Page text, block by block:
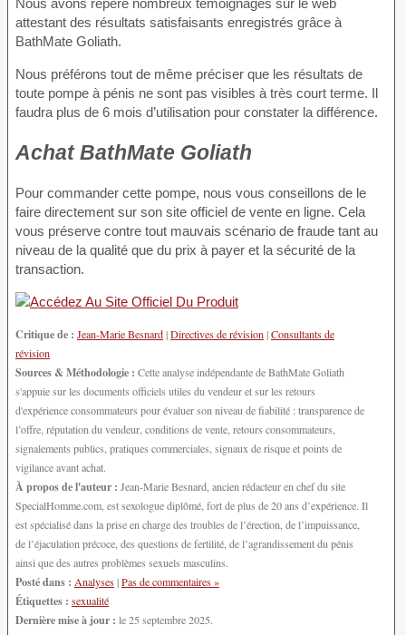
attestant des résultats satisfaisants enregistrés grâce à
BathMate Goliath.
Nous préférons tout de même préciser que les résultats de
toute pompe à pénis ne sont pas visibles à très court terme. Il
faudra plus de 6 mois d’utilisation pour constater la différence.
Achat BathMate Goliath
Pour commander cette pompe, nous vous conseillons de le
faire directement sur son site officiel de vente en ligne. Cela
vous préserve contre tout mauvais scénario de fraude tant au
niveau de la qualité que du prix à payer et la sécurité de la
transaction.
Critique de : Jean-Marie Besnard|Directives de révision|Consultants de
révision
Sources & Méthodologie : Cette analyse indépendante de BathMate Goliath
s'appuie sur les documents officiels utiles du vendeur et sur les retours
d'expérience consommateurs pour évaluer son niveau de fiabilité : transparence de
l’offre, réputation du vendeur, conditions de vente, retours consommateurs,
signalements publics, pratiques commerciales, signaux de risque et points de
vigilance avant achat.
À propos de l'auteur : Jean-Marie Besnard, ancien rédacteur en chef du site
SpecialHomme.com, est sexologue diplômé, fort de plus de 20 ans d’expérience. Il
est spécialisé dans la prise en charge des troubles de l’érection, de l’impuissance,
de l’éjaculation précoce, des questions de fertilité, de l’agrandissement du pénis
ainsi que des autres problèmes sexuels masculins.
Posté dans : Analyses|Pas de commentaires »
Étiquettes : sexualité
Dernière mise à jour : le 25 septembre 2025.